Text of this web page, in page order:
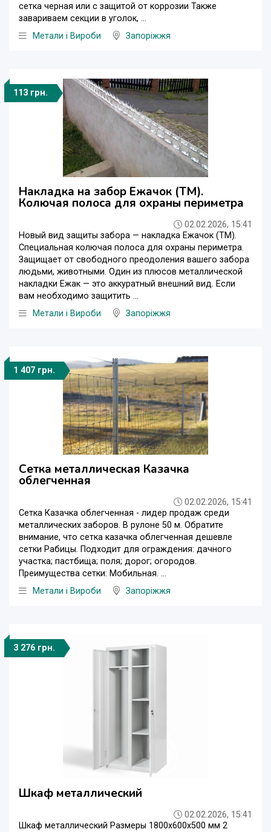
сетка черная или с защитой от коррозии Также
завариваем секции в уголок, ...
Метали і Вироби
Запоріжжя
113 грн.
Накладка на забор Ежачок (ТМ).
Колючая полоса для охраны периметра
02.02.2026, 15:41
Новый вид защиты забора — накладка Ежачок (ТМ).
Специальная колючая полоса для охраны периметра.
Защищает от свободного преодоления вашего забора
людьми, животными. Один из плюсов металлической
накладки Ежак — это аккуратный внешний вид. Если
вам необходимо защитить ...
Метали і Вироби
Запоріжжя
1 407 грн.
Сетка металлическая Казачка
облегченная
02.02.2026, 15:41
Сетка Казачка облегченная - лидер продаж среди
металлических заборов. В рулоне 50 м. Обратите
внимание, что сетка казачка облегченная дешевле
сетки Рабицы. Подходит для ограждения: дачного
участка; пастбища; поля; дорог; огородов.
Преимущества сетки: Мобильная. ...
Метали і Вироби
Запоріжжя
3 276 грн.
Шкаф металлический
02.02.2026, 15:41
Шкаф металлический Размеры 1800х600х500 мм 2